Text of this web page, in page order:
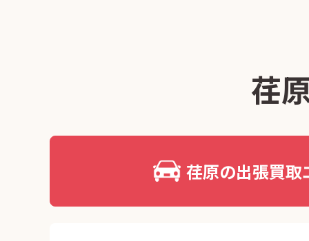
荏
荏原の出張買取